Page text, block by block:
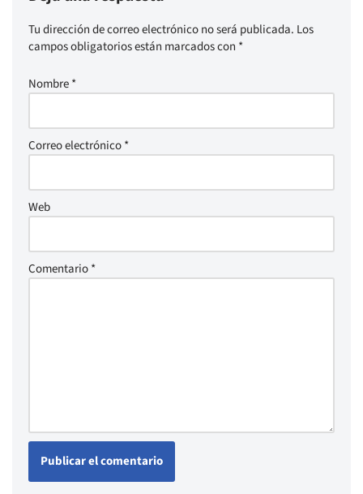
Tu dirección de correo electrónico no será publicada. Los
campos obligatorios están marcados con *
Nombre*
Correo electrónico*
Web
Comentario*